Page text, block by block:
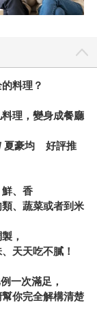
料理？
料理，變身成餐廳
夏豪均 好評推
、香
、蔬菜或者到米
，
天天吃不膩！
一次滿足，
你完全解構清楚